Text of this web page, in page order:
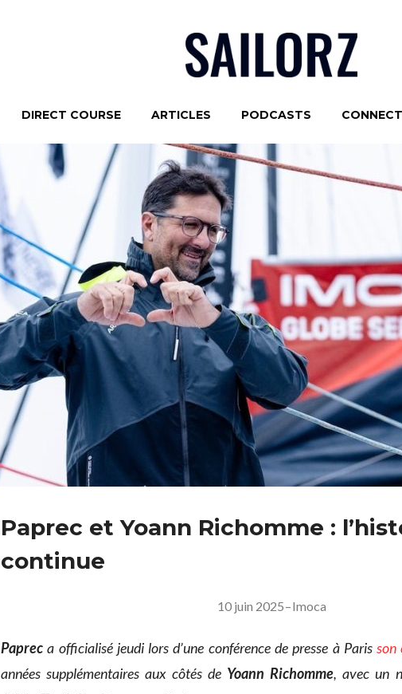
DIRECT COURSE ARTICLES PODCASTS CONNECT
Paprec et Yoann Richomme :
continue
10 juin 2025–Imoca
Paprec a officialisé jeudi lors d’une conférence de presse à Parisson
années supplémentaires aux côtés de Yoann Richomme, avec un